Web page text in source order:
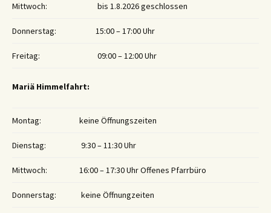
Mittwoch: bis 1.8.2026 geschlossen
Donnerstag: 15:00 – 17:00 Uhr
Freitag: 09:00 – 12:00 Uhr
Mariä Himmelfahrt:
Montag: keine Öffnungszeiten
Dienstag: 9:30 – 11:30 Uhr
Mittwoch: 16:00 – 17:30 Uhr Offenes Pfarrbüro
Donnerstag: keine Öffnungzeiten